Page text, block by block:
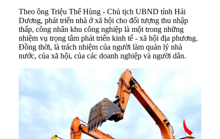
Theo ông Triệu Thế Hùng - Chủ tịch UBND tỉnh Hải
Dương, phát triển nhà ở xã hội cho đối tượng thu nhập
thấp, công nhân khu công nghiệp là một trong những
nhiệm vụ trọng tâm phát triển kinh tế - xã hội địa phương.
Đồng thời, là trách nhiệm của người làm quản lý nhà
nước, của xã hội, của các doanh nghiệp và người dân.